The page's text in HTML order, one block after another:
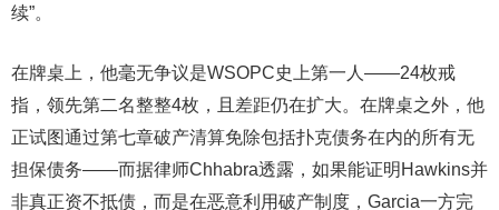
续”。
在牌桌上，他毫无争议是WSOPC史上第一人——24枚戒
指，领先第二名整整4枚，且差距仍在扩大。在牌桌之外，他
正试图通过第七章破产清算免除包括扑克债务在内的所有无
担保债务——而据律师Chhabra透露，如果能证明Hawkins并
非真正资不抵债，而是在恶意利用破产制度，Garcia一方完